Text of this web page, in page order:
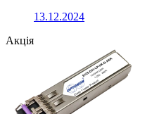
13.12.2024
Акція